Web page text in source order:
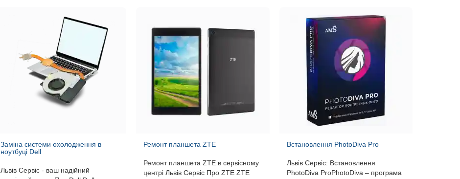
Заміна системи охолодження в
ноутбуці Dell
Львів Сервіс - ваш надійний
Ремонт планшета ZTE
Ремонт планшета ZTE в сервісному
центрі Львів Сервіс Про ZTE ZTE
Встановлення PhotoDiva Pro
Львів Сервіс: Встановлення
PhotoDiva ProPhotoDiva – програма